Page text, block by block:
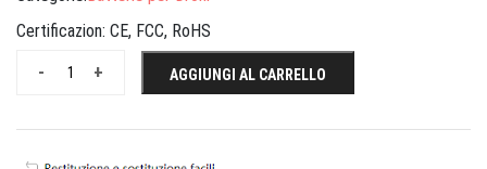
Certificazion: CE, FCC, RoHS
+
- AGGIUNGI AL CARRELLO